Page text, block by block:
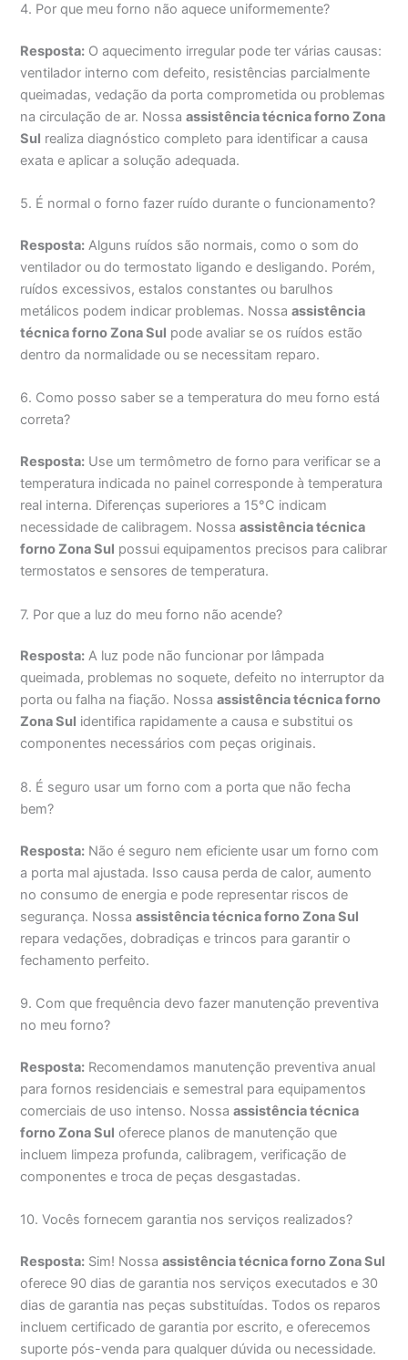
4. Por que meu forno não aquece uniformemente?
Resposta: O aquecimento irregular pode ter várias causas:
ventilador interno com defeito, resistências parcialmente
queimadas, vedação da porta comprometida ou problemas
na circulação de ar. Nossaassistência técnica forno Zona
Sul realiza diagnóstico completo para identificar a causa
exata e aplicar a solução adequada.
5. É normal o forno fazer ruído durante o funcionamento?
Resposta: Alguns ruídos são normais, como o som do
ventilador ou do termostato ligando e desligando. Porém,
ruídos excessivos, estalos constantes ou barulhos
metálicos podem indicar problemas. Nossaassistência
técnica forno Zona Sul pode avaliar se os ruídos estão
dentro da normalidade ou se necessitam reparo.
6. Como posso saber se a temperatura do meu forno está
correta?
Resposta: Use um termômetro de forno para verificar se a
temperatura indicada no painel corresponde à temperatura
real interna. Diferenças superiores a 15°C indicam
necessidade de calibragem. Nossaassistência técnica
forno Zona Sul possui equipamentos precisos para calibrar
termostatos e sensores de temperatura.
7. Por que a luz do meu forno não acende?
Resposta: A luz pode não funcionar por lâmpada
queimada, problemas no soquete, defeito no interruptor da
porta ou falha na fiação. Nossaassistência técnica forno
Zona Sul identifica rapidamente a causa e substitui os
componentes necessários com peças originais.
8. É seguro usar um forno com a porta que não fecha
bem?
Resposta: Não é seguro nem eficiente usar um forno com
a porta mal ajustada. Isso causa perda de calor, aumento
no consumo de energia e pode representar riscos de
segurança. Nossaassistência técnica forno Zona Sul
repara vedações, dobradiças e trincos para garantir o
fechamento perfeito.
9. Com que frequência devo fazer manutenção preventiva
no meu forno?
Resposta: Recomendamos manutenção preventiva anual
para fornos residenciais e semestral para equipamentos
comerciais de uso intenso. Nossaassistência técnica
forno Zona Sul oferece planos de manutenção que
incluem limpeza profunda, calibragem, verificação de
componentes e troca de peças desgastadas.
10. Vocês fornecem garantia nos serviços realizados?
Resposta: Sim! Nossaassistência técnica forno Zona Sul
oferece 90 dias de garantia nos serviços executados e 30
dias de garantia nas peças substituídas. Todos os reparos
incluem certificado de garantia por escrito, e oferecemos
suporte pós-venda para qualquer dúvida ou necessidade.